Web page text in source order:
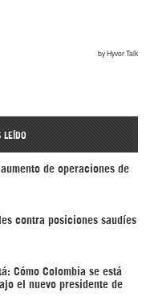
LEÍDO
de operaciones de
contra posiciones saudíes
Cómo Colombia se está
el nuevo presidente de